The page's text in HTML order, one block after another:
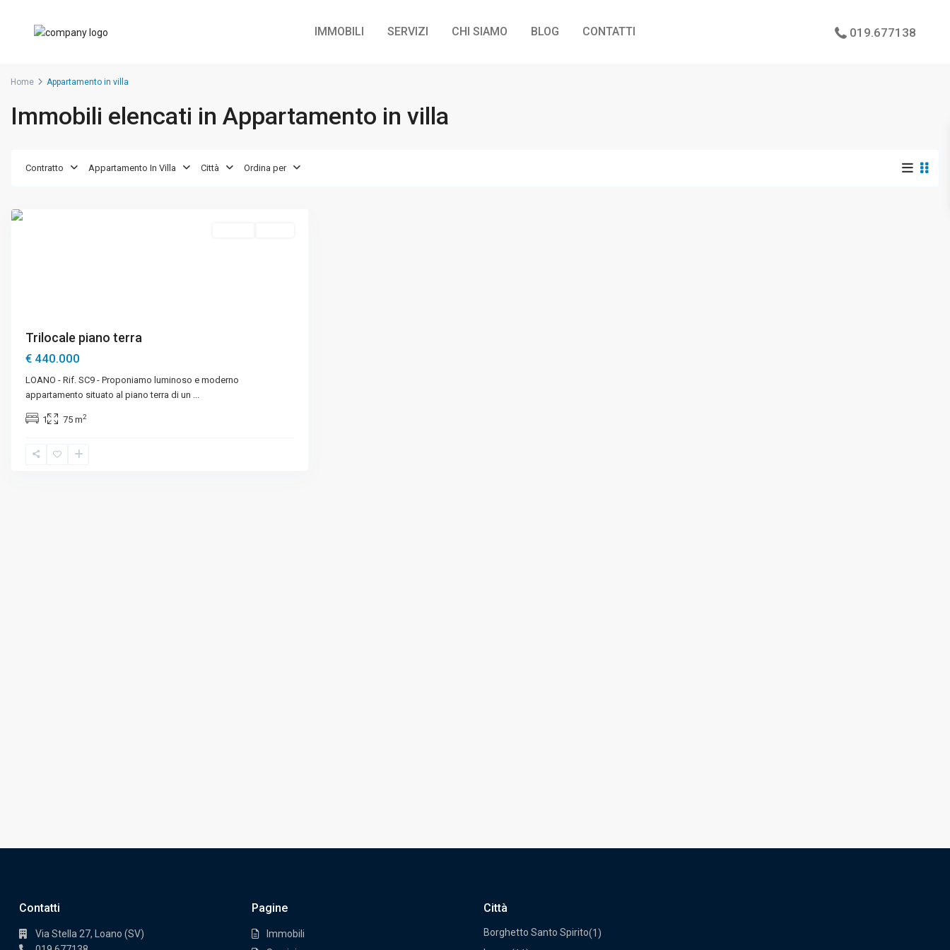
IMMOBILI SERVIZI CHI SIAMO BLOG CONTATTI 019.677138
Home Appartamento in villa
Immobili elencati in Appartamento in villa
Contratto Appartamento In Villa Città Ordina per
Trilocale piano terra
€ 440.000
LOANO - Rif. SC9 - Proponiamo luminoso e moderno
appartamento situato al piano terra di un ...
1 75 m2
Contatti
Via Stella 27, Loano (SV)
Pagine
Immobili
Città
Borghetto Santo Spirito(1)